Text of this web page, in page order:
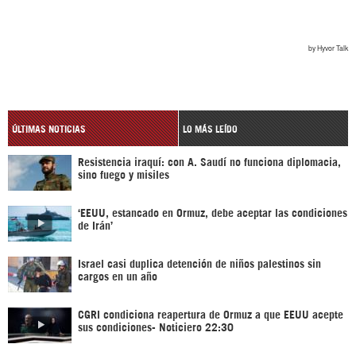
ÚLTIMAS NOTICIAS LO MÁS LEÍDO
Resistencia iraquí: con A. Saudí no funciona diplomacia,
sino fuego y misiles
‘EEUU, estancado en Ormuz, debe aceptar las condiciones
de Irán’
Israel casi duplica detención de niños palestinos sin
cargos en un año
CGRI condiciona reapertura de Ormuz a que EEUU acepte
sus condiciones- Noticiero 22:30